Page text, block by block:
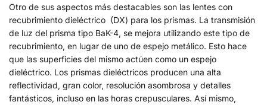
Otro de sus aspectos más destacables son las lentes con
recubrimiento dieléctrico (DX) para los prismas. La transmisión
de luz del prisma tipo BaK-4, se mejora utilizando este tipo de
recubrimiento, en lugar de uno de espejo metálico. Esto hace
que las superficies del mismo actúen como un espejo
dieléctrico. Los prismas dieléctricos producen una alta
reflectividad, gran color, resolución asombrosa y detalles
fantásticos, incluso en las horas crepusculares. Así mismo,